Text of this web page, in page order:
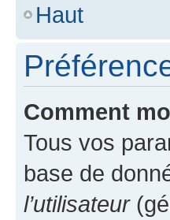
Haut
Comment
Tous vos
base de
l’utilisateur